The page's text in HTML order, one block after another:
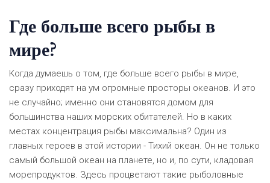
Где больше всего рыбы в
мире?
Когда думаешь о том, где больше всего рыбы в мире,
сразу приходят на ум огромные просторы океанов. И это
не случайно; именно они становятся домом для
большинства наших морских обитателей. Но в каких
местах концентрация рыбы максимальна? Один из
главных героев в этой истории - Тихий океан. Он не только
самый большой океан на планете, но и, по сути, кладовая
морепродуктов. Здесь процветают такие рыболовные